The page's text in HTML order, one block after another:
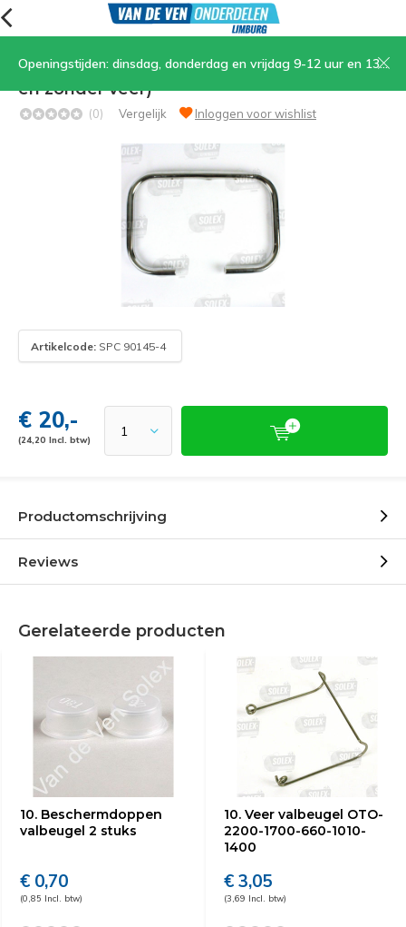
Openingstijden: dinsdag, donderdag en vrijdag 9-12 uur en 13.30-17 uur, zaterdag 9-12 uur
10. Valbeugel voor OTO (zonder voorfront
en zonder veer)
(0) Vergelijk Inloggen voor wishlist
Artikelcode: SPC 90145-4
€ 20,-
(24,20 Incl. btw)
Productomschrijving
Reviews
Gerelateerde producten
10. Beschermdoppen
valbeugel 2 stuks
€ 0,70
(0,85 Incl. btw)
10. Veer valbeugel OTO-
2200-1700-660-1010-
1400
€ 3,05
(3,69 Incl. btw)